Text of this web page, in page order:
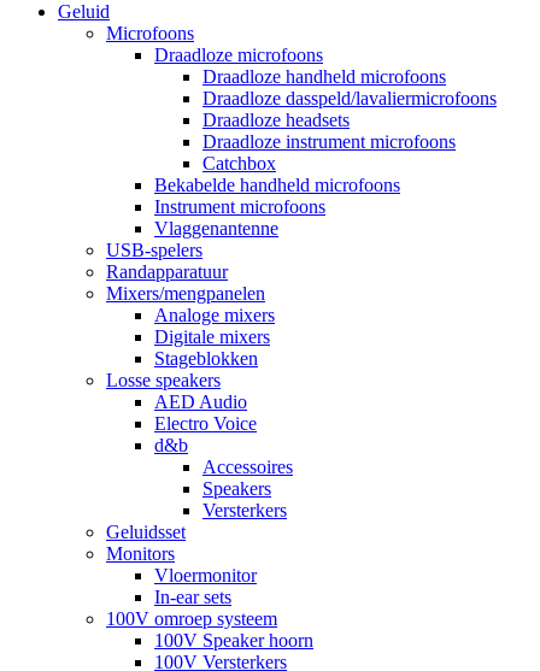
Geluid
Microfoons
Draadloze microfoons
Draadloze handheld microfoons
Draadloze dasspeld/lavaliermicrofoons
Draadloze headsets
Draadloze instrument microfoons
Catchbox
Bekabelde handheld microfoons
Instrument microfoons
Vlaggenantenne
USB-spelers
Randapparatuur
Mixers/mengpanelen
Analoge mixers
Digitale mixers
Stageblokken
Losse speakers
AED Audio
Electro Voice
d&b
Accessoires
Speakers
Versterkers
Geluidsset
Monitors
Vloermonitor
In-ear sets
100V omroep systeem
100V Speaker hoorn
100V Versterkers